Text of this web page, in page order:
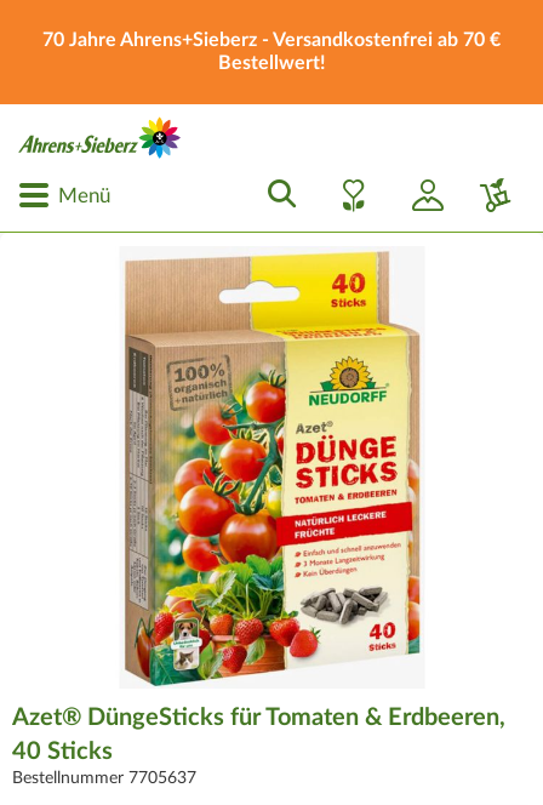
70 Jahre Ahrens+Sieberz - Versandkostenfrei ab 70 €
Bestellwert!
Menü
Azet® DüngeSticks für Tomaten & Erdbeeren,
40 Sticks
Bestellnummer 7705637